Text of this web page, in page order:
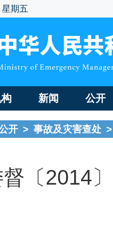
期五
新闻 公开
开 > 事故及灾害查处 >
〔2014